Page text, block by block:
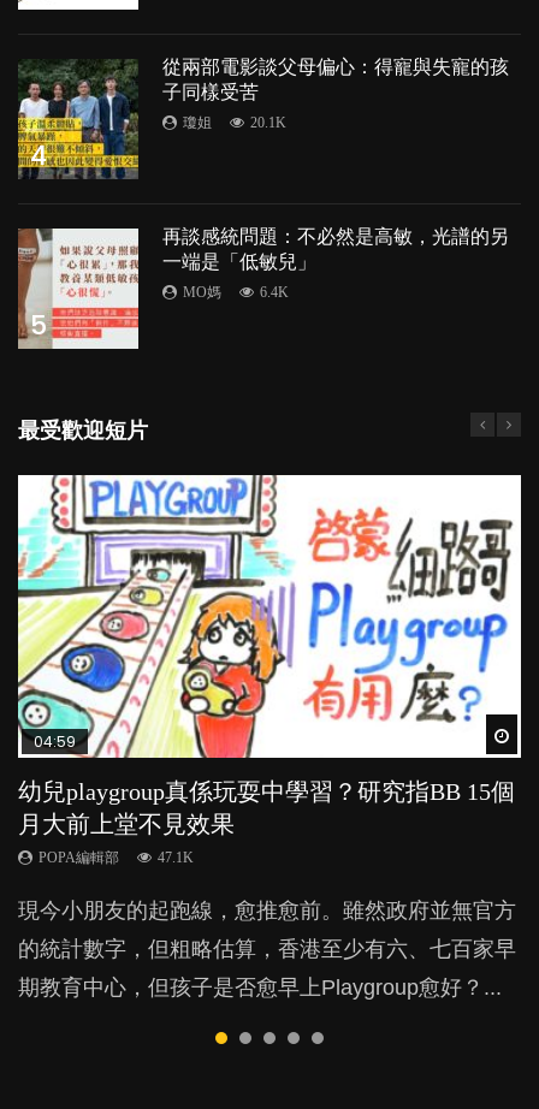
4
從兩部電影談父母偏心：得寵與失寵的孩
子同樣受苦
瓊姐 20.1K
5
再談感統問題：不必然是高敏，光譜的另
一端是「低敏兒」
MO媽 6.4K
最受歡迎短片
04:59
幼兒playgroup真係玩耍中學習？研究指BB 15個
月大前上堂不見效果
POPA編輯部 47.1K
現今小朋友的起跑線，愈推愈前。雖然政府並無官方
的統計數字，但粗略估算，香港至少有六、七百家早
期教育中心，但孩子是否愈早上Playgroup愈好？...
03:39
幼稚園遊戲課 如何刺激幼兒自發學習取代獎勵
與懲罰？
POPA編輯部 33.1K
由美國學者所創的 tools of the mind 課程，學生以遊
戲方式學習，學術能力和自制能力亦明顯比其他小朋
友優勝，到底這課程有何特別之處？...
03:02
老公患產後憂鬱症對BB的影響
POPA編輯部 15.9K
鬱，影響日常生活，嚴重的甚至會有自殺，或傷害小
朋友的念頭。但為何爸爸患上產後抑鬱往往難以察
覺？...
04:06
全職好？在職好？｜全職媽媽與在職媽媽的壓
力與價值
POPA編輯部 25.8K
許多媽媽心底可能都有一刻掙扎過：究竟全職好，還
是在職好。雖說每個家庭都有自己的獨特狀況和考慮
因素，但原來全職和在職媽媽所養育的子女其實都各
03:41
BB口腔期乜都放入口，父母該制止還是放手？
POPA編輯部 25.5K
成吮手指的習慣，大個就很難戒，但原來一刀切阻止
他們放東西入口，隨時會影響孩子的身心發展？...